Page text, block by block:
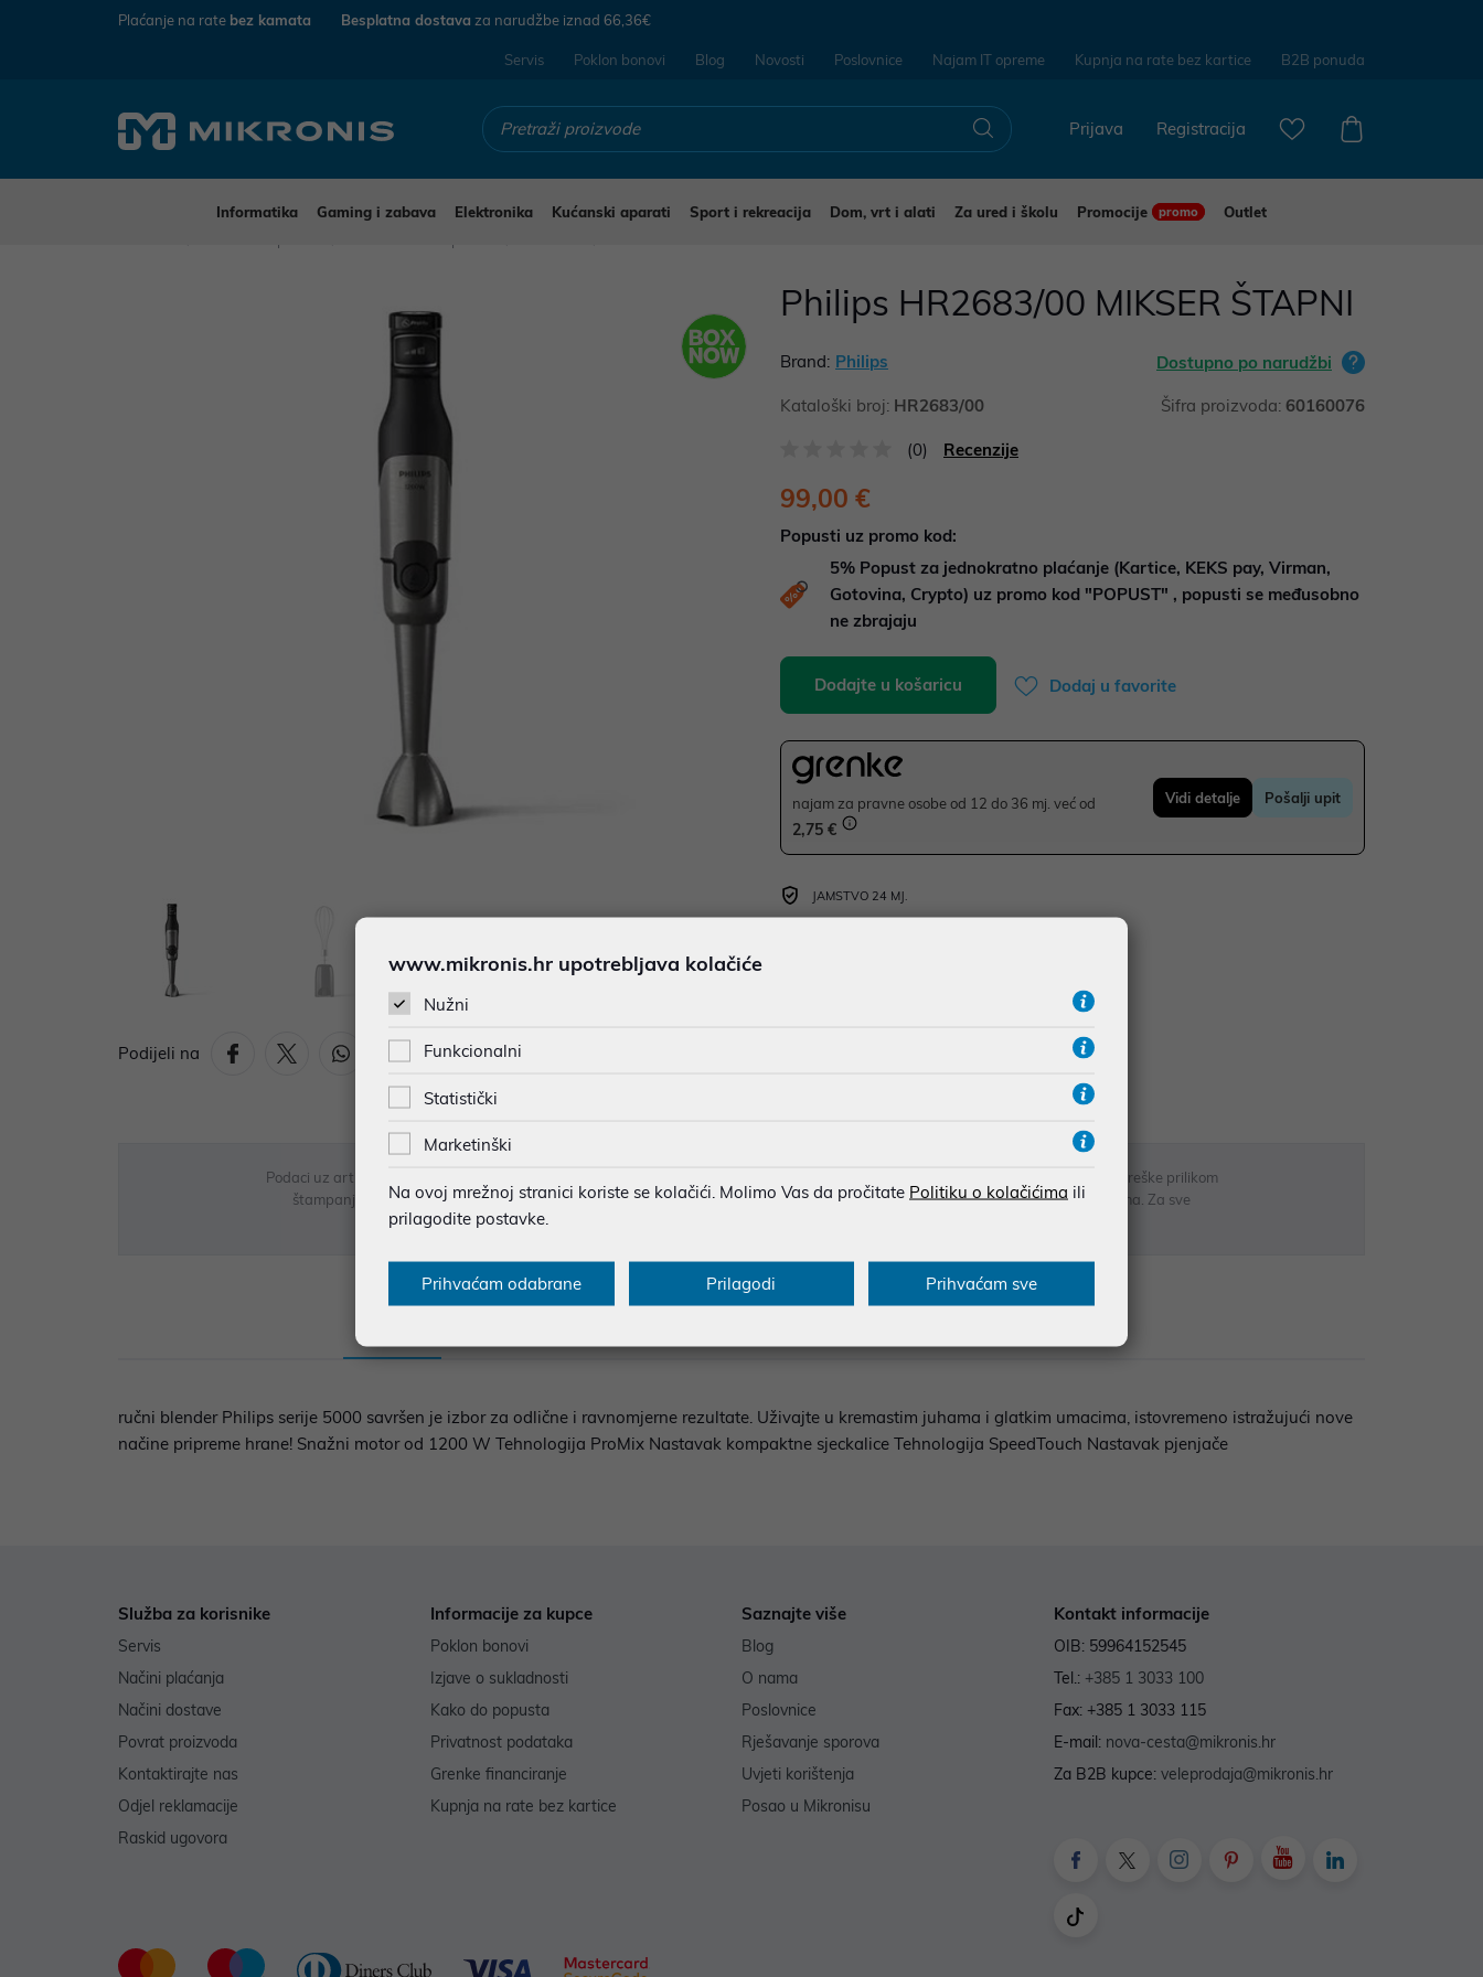
Plaćanje na rate bez kamata Besplatna dostava za narudžbe iznad 66,36€
Servis Poklon bonovi Blog Novosti Poslovnice Najam IT opreme Kupnja na rate bez kartice B2B ponuda
Registracija
Prijava
Informatika Gaming i zabava Elektronika Kućanski aparati Sport i rekreacija Dom, vrt i alati Za ured i školu Promocije promo
Outlet
Podijeli na
Philips HR2683/00 MIKSER ŠTAPNI
Brand: Philips Dostupno po narudžbi
Kataloški broj: HR2683/00 Šifra proizvoda: 60160076
(0) Recenzije
99,00 €
Popusti uz promo kod:
5% Popust za jednokratno plaćanje (Kartice, KEKS pay, Virman,
Gotovina, Crypto) uz promo kod "POPUST" , popusti se međusobno
ne zbrajaju
Dodajte u košaricu Dodaj u favorite
najam za pravne osobe od 12 do 36 mj. već od
2,75 €
Vidi detalje Pošalji upit
JAMSTVO 24 MJ.
Podaci uz artikle su prezentirani u dobroj namjeri. Mikronis d.o.o. ne odgovara za eventualne pogreške nastale u opisu proizvoda, greške prilikom
štampanja te promjene u dostupnosti i cijene. Slike artikala su ilustrativne prirode te ne moraju u potpunosti odgovarati artiklima. Za sve
eventualne nejasnoće možete nas kontaktirati na
ručni blender Philips serije 5000 savršen je izbor za odlične i ravnomjerne rezultate. Uživajte u kremastim juhama i glatkim umacima, istovremeno istražujući nove
načine pripreme hrane! Snažni motor od 1200 W Tehnologija ProMix Nastavak kompaktne sjeckalice Tehnologija SpeedTouch Nastavak pjenjače
Služba za korisnike
Servis
Načini plaćanja
Načini dostave
Povrat proizvoda
Kontaktirajte nas
Odjel reklamacije
Raskid ugovora
Informacije za kupce
Poklon bonovi
Izjave o sukladnosti
Kako do popusta
Privatnost podataka
Grenke financiranje
Kupnja na rate bez kartice
Saznajte više
Blog
O nama
Poslovnice
Rješavanje sporova
Uvjeti korištenja
Posao u Mikronisu
Kontakt informacije
OIB: 59964152545
Tel.: +385 1 3033 100
Fax: +385 1 3033 115
E-mail: nova-cesta@mikronis.hr
Za B2B kupce: veleprodaja@mikronis.hr
www.mikronis.hr upotrebljava kolačiće
Nužni
Funkcionalni
Statistički
Marketinški
Na ovoj mrežnoj stranici koriste se kolačići. Molimo Vas da pročitate Politiku o kolačićima ili
prilagodite postavke.
Prihvaćam odabrane Prilagodi Prihvaćam sve